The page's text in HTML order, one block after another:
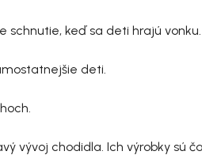
schnutie, keď sa deti hrajú vonku.
deti.
vývoj chodidla. Ich výrobky sú